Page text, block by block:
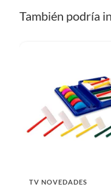
También podría
TV NOVEDADES